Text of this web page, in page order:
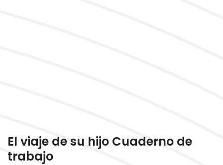
El viaje de su hijo Cuaderno de
trabajo